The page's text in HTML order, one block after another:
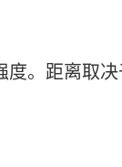
。距离取